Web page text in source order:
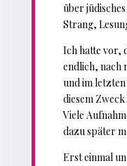
über
Strang,
Ich hatte vor,
endlich, nach
und im
diesem
Viele
dazu später
Erst einmal